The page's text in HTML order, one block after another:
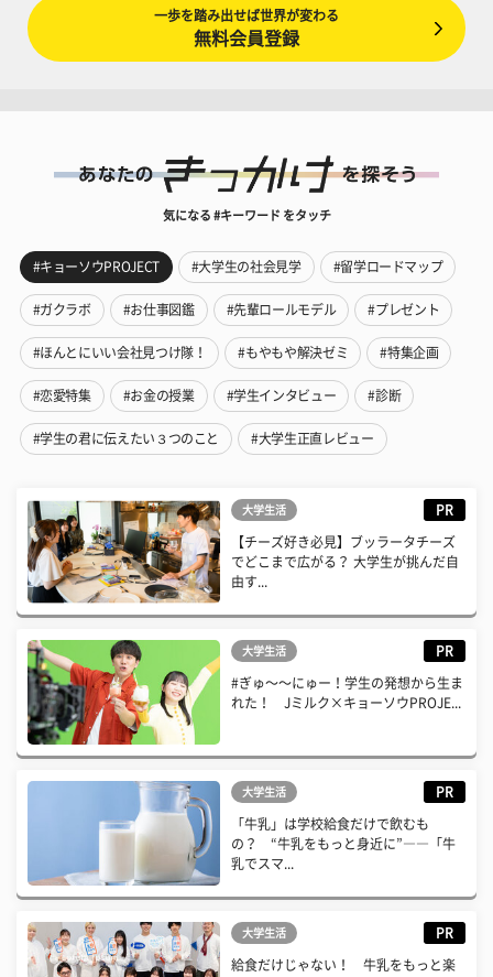
一歩を踏み出せば世界が変わる
無料会員登録
気になる #キーワード をタッチ
#キョーソウPROJECT #大学生の社会見学 #留学ロードマップ
#ガクラボ #お仕事図鑑 #先輩ロールモデル #プレゼント
#ほんとにいい会社見つけ隊！ #もやもや解決ゼミ #特集企画
#恋愛特集 #お金の授業 #学生インタビュー #診断
#学生の君に伝えたい３つのこと #大学生正直レビュー
大学生活 PR
【チーズ好き必見】ブッラータチーズ
でどこまで広がる？ 大学生が挑んだ自
由す...
大学生活 PR
#ぎゅ〜〜にゅー！学生の発想から生ま
れた！ Jミルク×キョーソウPROJE...
大学生活 PR
「牛乳」は学校給食だけで飲むも
の？ “牛乳をもっと身近に”――「牛
乳でスマ...
大学生活 PR
給食だけじゃない！ 牛乳をもっと楽